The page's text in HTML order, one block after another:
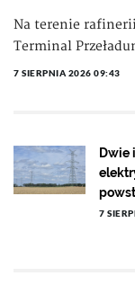
Na terenie
Terminal
7 SIERPNIA 2026 09:43
Dwie
7